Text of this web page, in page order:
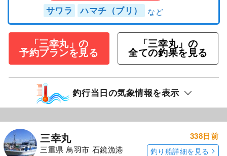
サワラ ハマチ（ブリ）
「三幸丸」の
予約プランを見る
「三幸丸」の
全ての釣果を見る
釣行当日の気象情報を表示
三幸丸
三重県 鳥羽市 石鏡漁港
338日前
釣り船詳細を見る